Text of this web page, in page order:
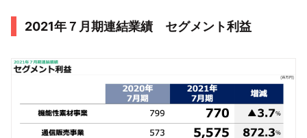
2021年７月期連結業績 セグメント利益